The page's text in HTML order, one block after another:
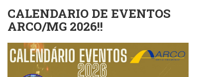
CALENDARIO DE EVENTOS
ARCO/MG 2026!!